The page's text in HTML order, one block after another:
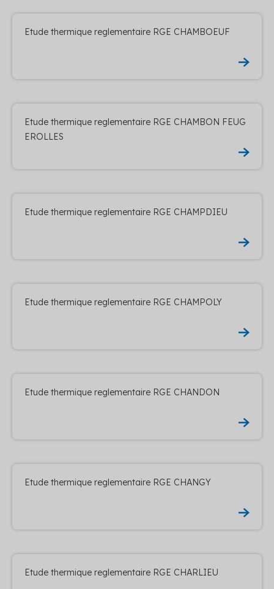
Etude thermique reglementaire RGE CHAMBOEUF
Etude thermique reglementaire RGE CHAMBON FEUG
EROLLES
Etude thermique reglementaire RGE CHAMPDIEU
Etude thermique reglementaire RGE CHAMPOLY
Etude thermique reglementaire RGE CHANDON
Etude thermique reglementaire RGE CHANGY
Etude thermique reglementaire RGE CHARLIEU